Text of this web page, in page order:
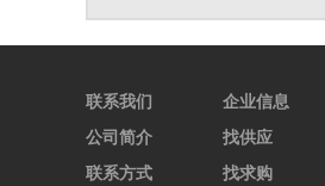
联系我们
公司简介
联系方式
企业信息
找供应
找求购